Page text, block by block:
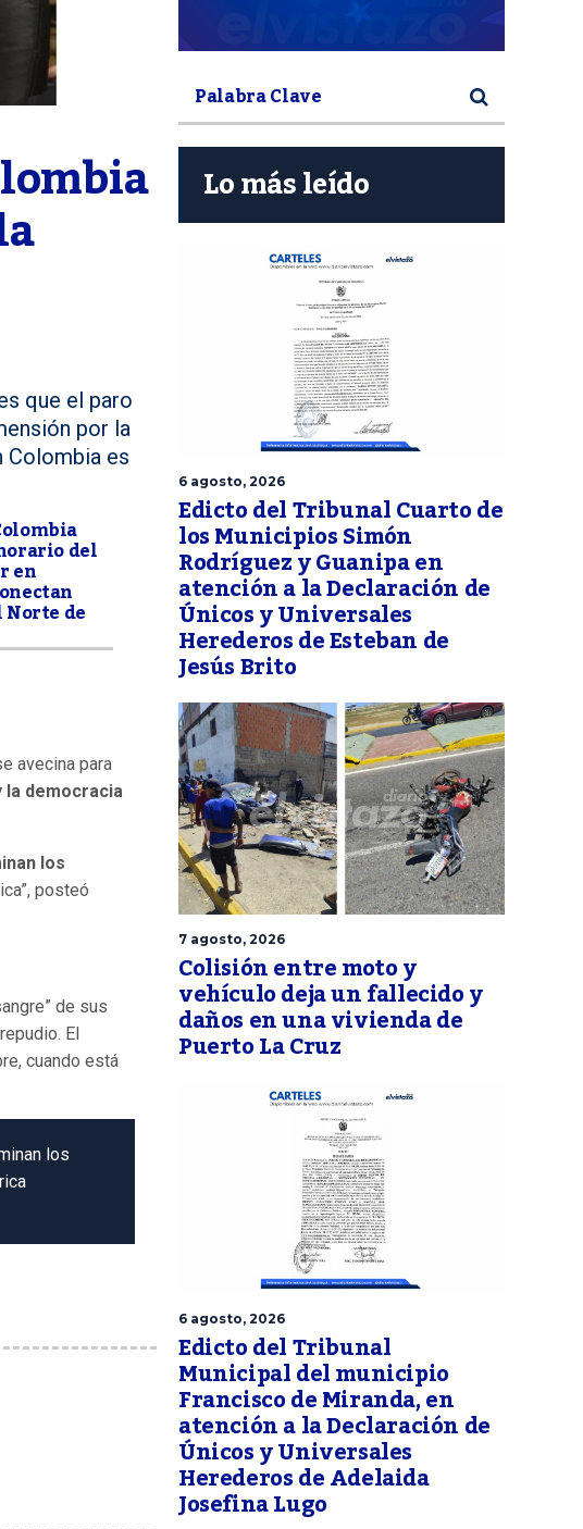
que el paro
por la
Colombia es
del
en
de
avecina para
la democracia
los
posteó
de sus
El
cuando está
los
Lo más leído
6 agosto, 2026
Edicto del Tribunal Cuarto de
los Municipios Simón
Rodríguez y Guanipa en
atención a la Declaración de
Únicos y Universales
Herederos de Esteban de
Jesús Brito
7 agosto, 2026
Colisión entre moto y
vehículo deja un fallecido y
daños en una vivienda de
Puerto La Cruz
6 agosto, 2026
Edicto del Tribunal
Municipal del municipio
Francisco de Miranda, en
atención a la Declaración de
Únicos y Universales
Herederos de Adelaida
Josefina Lugo